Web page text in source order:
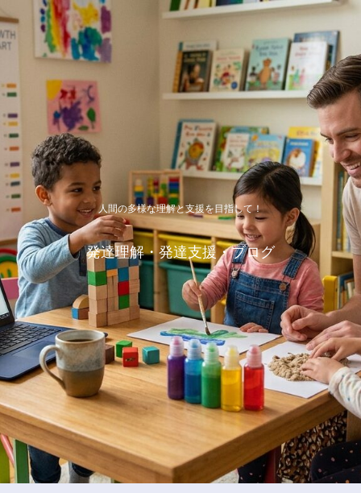
人間の多様な理解と支援を目指して！
発達理解・発達支援・ブログ